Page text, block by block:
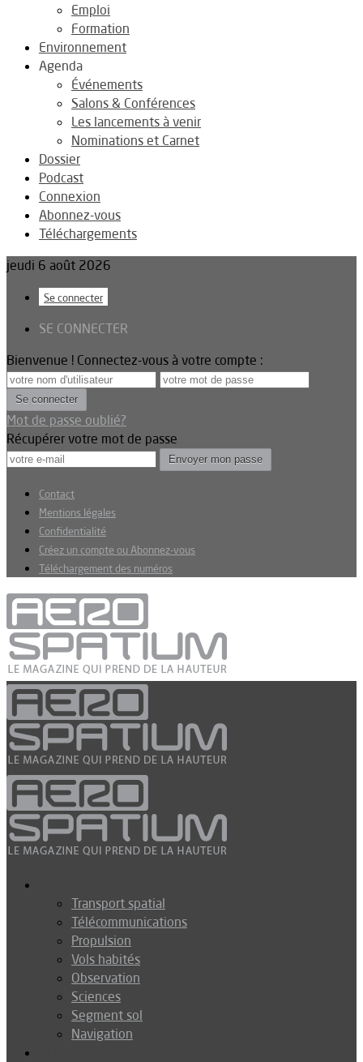
Emploi
Formation
Environnement
Agenda
Événements
Salons & Conférences
Les lancements à venir
Nominations et Carnet
Dossier
Podcast
Connexion
Abonnez-vous
Téléchargements
jeudi 6 août 2026
Se connecter
SE CONNECTER
Bienvenue ! Connectez-vous à votre compte :
Mot de passe oublié?
Récupérer votre mot de passe
Contact
Mentions légales
Confidentialité
Créez un compte ou Abonnez-vous
Téléchargement des numéros
Transport spatial
Télécommunications
Propulsion
Vols habités
Observation
Sciences
Segment sol
Navigation